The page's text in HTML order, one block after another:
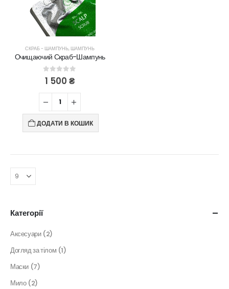
СКРАБ - ШАМПУНЬ, ШАМПУНЬ
Очищаючий Скраб-Шампунь
0 out of 5
1 500 ₴
ДОДАТИ В КОШИК
Категорії
Аксесуари (2)
Догляд за тілом (1)
Маски (7)
Мило (2)